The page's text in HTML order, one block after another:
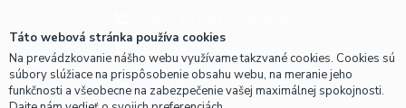
+421-2-4820 9918
KE +421-55-7289 653
Táto webová stránka používa cookies
Na prevádzkovanie nášho webu využívame takzvané cookies. Cookies sú
súbory slúžiace na prispôsobenie obsahu webu, na meranie jeho
funkčnosti a všeobecne na zabezpečenie vašej maximálnej spokojnosti.